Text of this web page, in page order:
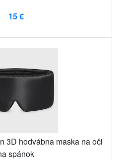
15 €
3D hodvábna maska ​​na oči
spánok